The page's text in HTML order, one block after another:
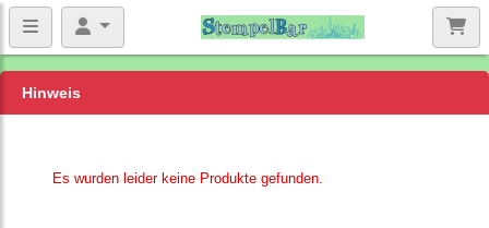
Hinweis
Es wurden leider keine Produkte gefunden.